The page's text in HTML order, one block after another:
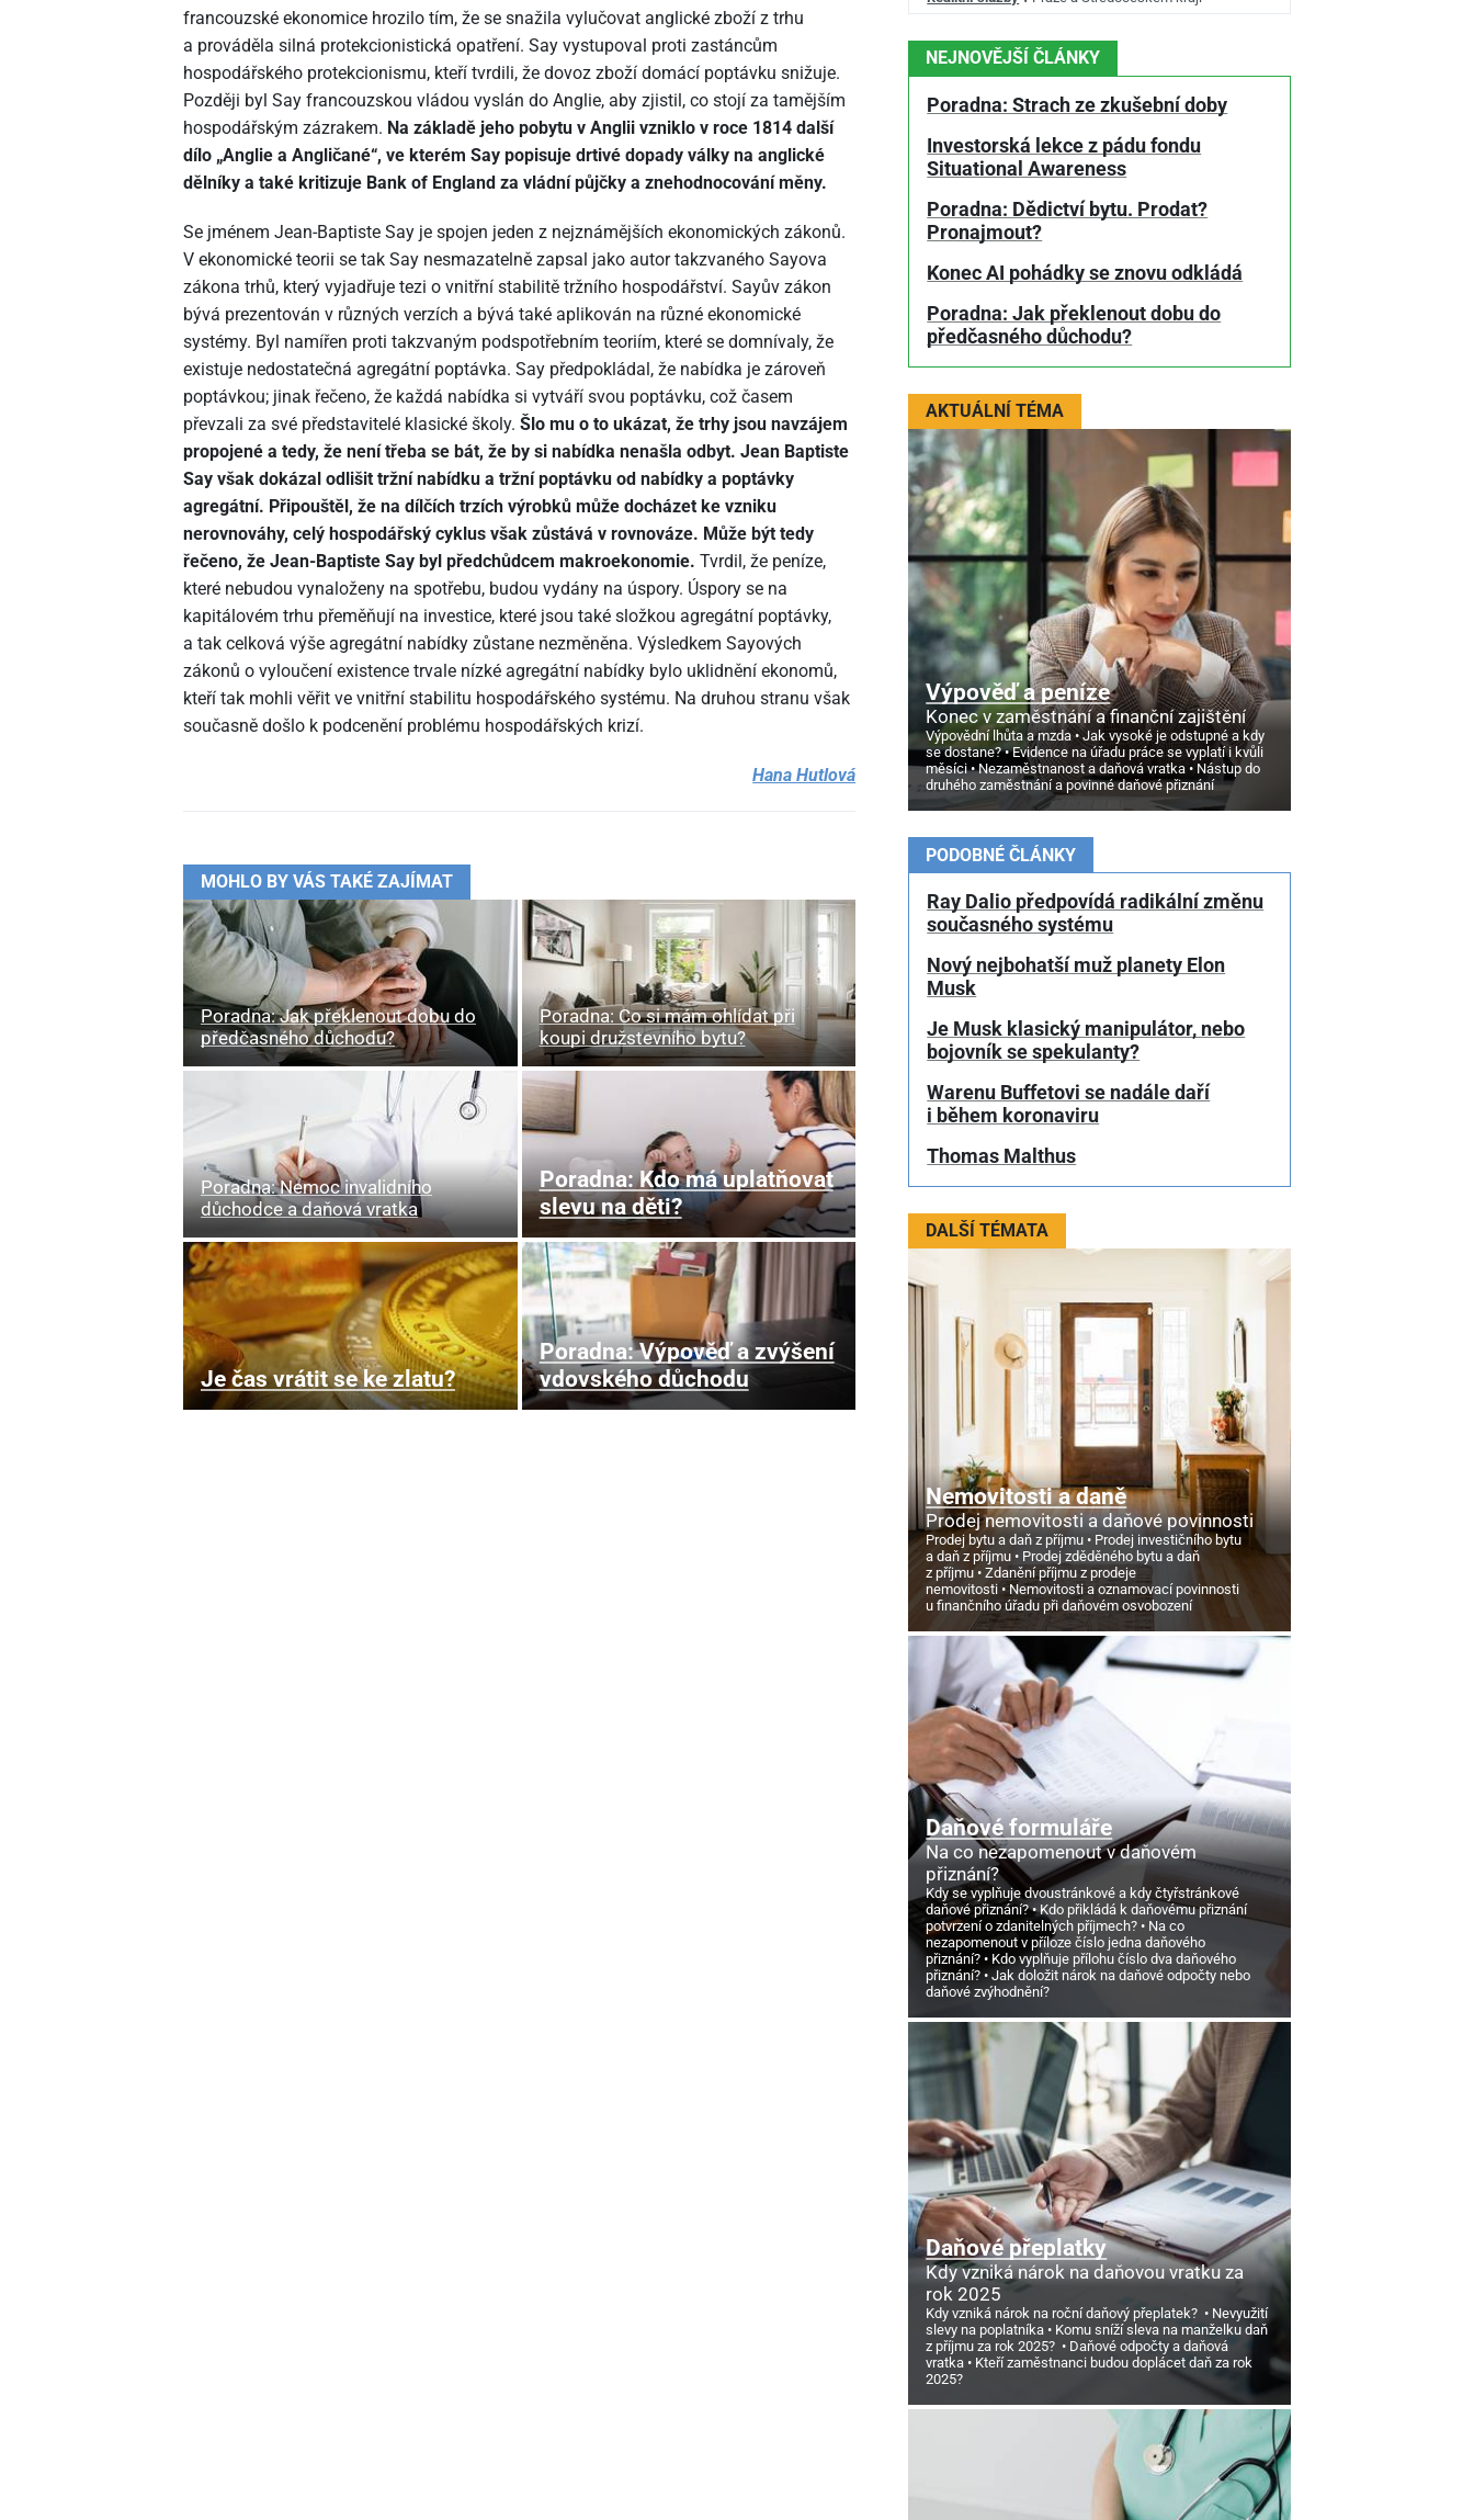
francouzské ekonomice hrozilo tím, že se snažila vylučovat anglické zboží z trhu
a prováděla silná protekcionistická opatření. Say vystupoval proti zastáncům
hospodářského protekcionismu, kteří tvrdili, že dovoz zboží domácí poptávku snižuje.
Později byl Say francouzskou vládou vyslán do Anglie, aby zjistil, co stojí za tamějším
hospodářským zázrakem. Na základě jeho pobytu v Anglii vzniklo v roce 1814 další
dílo „Anglie a Angličané“, ve kterém Say popisuje drtivé dopady války na anglické
dělníky a také kritizuje Bank of England za vládní půjčky a znehodnocování mě­ny.
Se jménem Jean-Baptiste Say je spojen jeden z nejznámějších ekonomických zákonů.
V ekonomické teorii se tak Say nesmazatelně zapsal jako autor takzvaného Sayova
zákona trhů, který vyjadřuje tezi o vnitřní stabilitě tržního hospodářství. Sayův zákon
bývá prezentován v různých verzích a bývá také aplikován na různé ekonomické
systémy. Byl namířen proti takzvaným podspotřebním teoriím, které se domnívaly, že
existuje nedostatečná agregátní poptávka. Say předpokládal, že nabídka je zároveň
poptávkou; jinak řečeno, že každá nabídka si vytváří svou poptávku, což časem
převzali za své představitelé klasické školy. Šlo mu o to ukázat, že trhy jsou navzájem
propojené a tedy, že není třeba se bát, že by si nabídka nenašla odbyt. Jean Baptiste
Say však dokázal odlišit tržní nabídku a tržní poptávku od nabídky a poptávky
agregátní. Připouštěl, že na dílčích trzích výrobků může docházet ke vzniku
nerovnováhy, celý hospodářský cyklus však zůstává v rovnováze. Může být tedy
řečeno, že Jean-Baptiste Say byl předchůdcem makroekonomie. Tvrdil, že peníze,
které nebudou vynaloženy na spotřebu, budou vydány na úspory. Úspory se na
kapitálovém trhu přeměňují na investice, které jsou také složkou agregátní poptávky,
a tak celková výše agregátní nabídky zůstane nezměněna. Výsledkem Sayových
zákonů o vyloučení existence trvale nízké agregátní nabídky bylo uklidnění ekonomů,
kteří tak mohli věřit ve vnitřní stabilitu hospodářského systému. Na druhou stranu však
současně došlo k podcenění problému hospodářských kri­zí.
Hana Hutlová
MOHLO BY VÁS TAKÉ ZAJÍMAT
Poradna: Jak překlenout dobu do
předčasného důchodu?
Poradna: Co si mám ohlídat při
koupi družstevního bytu?
Poradna: Nemoc invalidního
důchodce a daňová vratka
Poradna: Kdo má uplatňovat
slevu na děti?
Je čas vrátit se ke zlatu?
Poradna: Výpověď a zvýšení
vdovského důchodu
NEJNOVĚJŠÍ ČLÁNKY
Poradna: Strach ze zkušební doby
Investorská lekce z pádu fondu
Situational Awareness
Poradna: Dědictví bytu. Prodat?
Pronajmout?
Konec AI pohádky se znovu odkládá
Poradna: Jak překlenout dobu do
předčasného důchodu?
AKTUÁLNÍ TÉMA
Výpověď a peníze
Konec v zaměstnání a finanční zajištění
Výpovědní lhůta a mzda
Jak vysoké je odstupné a kdy
se dostane?
Evidence na úřadu práce se vyplatí i kvůli
měsíci
Nezaměstnanost a daňová vratka
Nástup do
druhého zaměstnání a povinné daňové přiznání
PODOBNÉ ČLÁNKY
Ray Dalio předpovídá radikální změnu
současného systému
Nový nejbohatší muž planety Elon
Musk
Je Musk klasický manipulátor, nebo
bojovník se spekulanty?
Warenu Buffetovi se nadále daří
i během koronaviru
Thomas Malthus
DALŠÍ TÉMATA
Nemovitosti a daně
Prodej nemovitosti a daňové povinnosti
Prodej bytu a daň z příjmu
Prodej investičního bytu
a daň z příjmu
Prodej zděděného bytu a daň
z příjmu
Zdanění příjmu z prodeje
nemovitosti
Nemovitosti a oznamovací povinnosti
u finančního úřadu při daňovém osvobození
Daňové formuláře
Na co nezapomenout v daňovém
přiznání?
Kdy se vyplňuje dvoustránkové a kdy čtyřstránkové
daňové přiznání?
Kdo přikládá k daňovému přiznání
potvrzení o zdanitelných příjmech?
Na co
nezapomenout v příloze číslo jedna daňového
přiznání?
Kdo vyplňuje přílohu číslo dva daňového
přiznání?
Jak doložit nárok na daňové odpočty nebo
daňové zvýhodnění?
Daňové přeplatky
Kdy vzniká nárok na daňovou vratku za
rok 2025
Kdy vzniká nárok na roční daňový přeplatek?
Nevyužití
slevy na poplatníka
Komu sníží sleva na manželku daň
z příjmu za rok 2025?
Daňové odpočty a daňová
vratka
Kteří zaměstnanci budou doplácet daň za rok
2025?